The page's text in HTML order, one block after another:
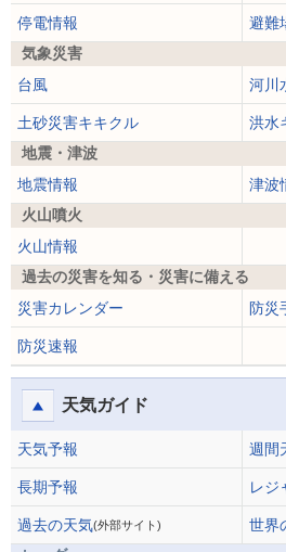
停電情報
避難
気象災害
台風
河川
土砂災害キキクル
洪水
地震・津波
地震情報
津波
火山噴火
火山情報
過去の災害を知る・災害に備える
災害カレンダー
防災
防災速報
天気ガイド
天気予報 週間
長期予報 レジ
過去の天気(外部サイト)
世界